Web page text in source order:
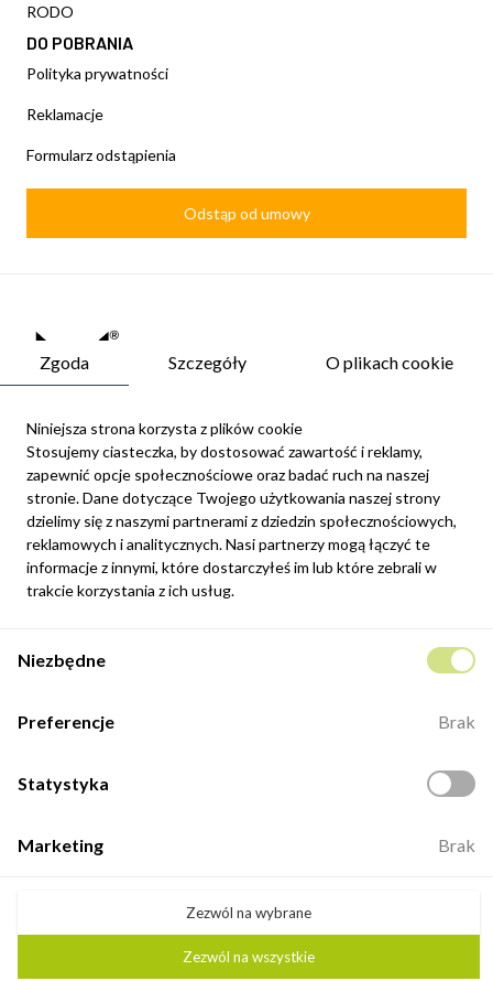
RODO
DO POBRANIA
Polityka prywatności
Reklamacje
Formularz odstąpienia
Odstąp od umowy
Newsletter
Możesz zrezygnować w każdej chwili. W tym celu należy odnaleźć
szczegóły w naszej informacji prawnej.
Zapisz się
internetowego.
Kontakt
Otwarte: 8:00 -16:00
©2026 Minio. Wszelkie prawa zastrzeżone.
Zgoda Szczegóły O plikach cookie
Niniejsza strona korzysta z plików cookie
Stosujemy ciasteczka, by dostosować zawartość i reklamy,
zapewnić opcje społecznościowe oraz badać ruch na naszej
stronie. Dane dotyczące Twojego użytkowania naszej strony
dzielimy się z naszymi partnerami z dziedzin społecznościowych,
reklamowych i analitycznych. Nasi partnerzy mogą łączyć te
informacje z innymi, które dostarczyłeś im lub które zebrali w
trakcie korzystania z ich usług.
Niezbędne
Preferencje Brak
Statystyka
Marketing Brak
Zezwól na wybrane
Zezwól na wszystkie